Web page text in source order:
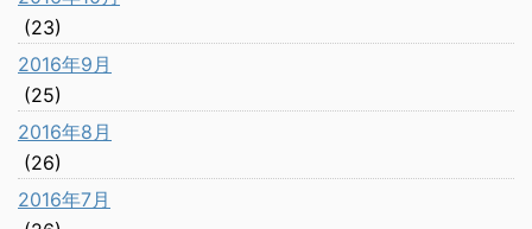
(23)
2016年9月
(25)
2016年8月
(26)
2016年7月